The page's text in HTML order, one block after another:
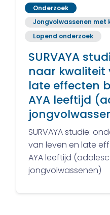
Onderzoek
Jongvolwassenen met
Lopend onderzoek
SURVAYA
naar kwaliteit
late effecten
AYA leeftijd
SURVAYA studie:
van leven en late
AYA leeftijd
jongvolwassenen)